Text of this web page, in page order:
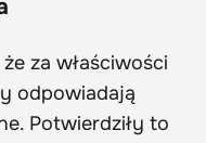
za właściwości
odpowiadają
Potwierdziły to